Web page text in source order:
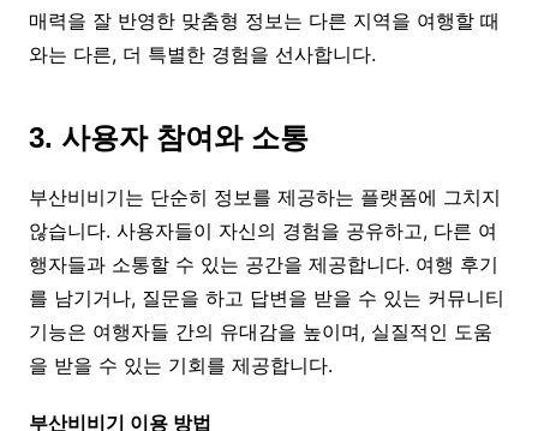
매력을 잘 반영한 맞춤형 정보는 다른 지역을 여행할 때
와는 다른, 더 특별한 경험을 선사합니다.
3. 사용자 참여와 소통
부산비비기는 단순히 정보를 제공하는 플랫폼에 그치지
않습니다. 사용자들이 자신의 경험을 공유하고, 다른 여
행자들과 소통할 수 있는 공간을 제공합니다. 여행 후기
를 남기거나, 질문을 하고 답변을 받을 수 있는 커뮤니티
기능은 여행자들 간의 유대감을 높이며, 실질적인 도움
을 받을 수 있는 기회를 제공합니다.
부산비비기 이용 방법